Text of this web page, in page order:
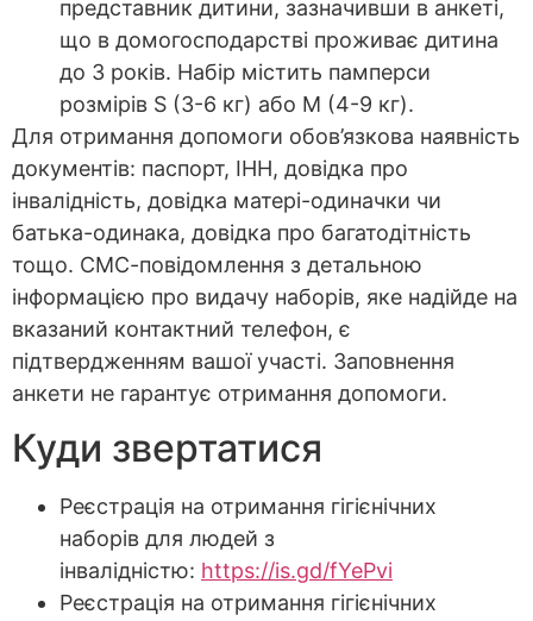
представник дитини, зазначивши в анкеті,
що в домогосподарстві проживає дитина
до 3 років. Набір містить памперси
розмірів S (3-6 кг) або М (4-9 кг).
Для отримання допомоги обов’язкова наявність
документів: паспорт, ІНН, довідка про
інвалідність, довідка матері-одиначки чи
батька-одинака, довідка про багатодітність
тощо. СМС-повідомлення з детальною
інформацією про видачу наборів, яке надійде на
вказаний контактний телефон, є
підтвердженням вашої участі. Заповнення
анкети не гарантує отримання допомоги.
Куди звертатися
Реєстрація на отримання гігієнічних
наборів для людей з
інвалідністю: https://is.gd/fYePvi
Реєстрація на отримання гігієнічних